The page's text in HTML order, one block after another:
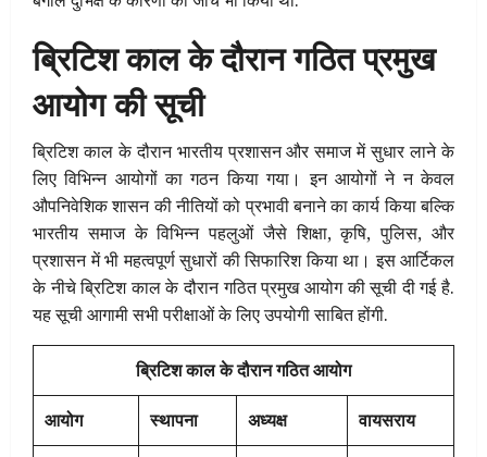
ब्रिटिश काल के दौरान गठित प्रमुख
आयोग की सूची
ब्रिटिश काल के दौरान भारतीय प्रशासन और समाज में सुधार लाने के
लिए विभिन्न आयोगों का गठन किया गया। इन आयोगों ने न केवल
औपनिवेशिक शासन की नीतियों को प्रभावी बनाने का कार्य किया बल्कि
भारतीय समाज के विभिन्न पहलुओं जैसे शिक्षा, कृषि, पुलिस, और
प्रशासन में भी महत्वपूर्ण सुधारों की सिफारिश किया था। इस आर्टिकल
के नीचे ब्रिटिश काल के दौरान गठित प्रमुख आयोग की सूची दी गई है.
यह सूची आगामी सभी परीक्षाओं के लिए उपयोगी साबित होंगी.
ब्रिटिश काल के दौरान गठित आयोग
आयोग स्थापना अध्यक्ष वायसराय